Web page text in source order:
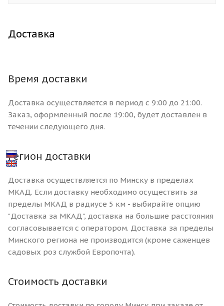
Доставка
Время доставки
Доставка осуществляется в период с 9:00 до 21:00.
Заказ, оформленный после 19:00, будет доставлен в
течении следующего дня.
Регион доставки
Доставка осуществляется по Минску в пределах
МКАД. Если доставку необходимо осуществить за
пределы МКАД в радиусе 5 км - выбирайте опцию
"Доставка за МКАД", доставка на большие расстояния
согласовывается с оператором. Доставка за пределы
Минского региона не производится (кроме саженцев
садовых роз службой Европочта).
Стоимость доставки